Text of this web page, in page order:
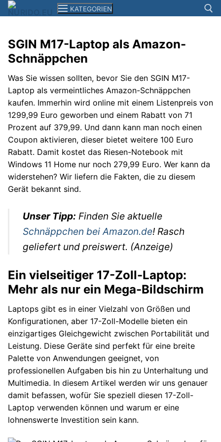
Zum
Inhalt
KATEGORIEN
Smartphones+Tablets
Computer
Kameras
Elektronik
Reisen
Autos
Stars
SGIN M17-Laptop als Amazon-
Schnäppchen
Was Sie wissen sollten, bevor Sie den SGIN M17-
Laptop als vermeintliches Amazon-Schnäppchen
kaufen. Immerhin wird online mit einem Listenpreis von
1299,99 Euro geworben und einem Rabatt von 71
Prozent auf 379,99. Und dann kann man noch einen
Coupon aktivieren, dieser bietet weitere 100 Euro
Rabatt. Damit kostet das Riesen-Notebook mit
Windows 11 Home nur noch 279,99 Euro. Wer kann da
widerstehen? Wir liefern die Fakten, die zu diesem
Gerät bekannt sind.
Unser Tipp: Finden Sie aktuelle
Schnäppchen bei Amazon.de! Rasch
geliefert und preiswert. (Anzeige)
Ein vielseitiger 17-Zoll-Laptop:
Mehr als nur ein Mega-Bildschirm
Laptops gibt es in einer Vielzahl von Größen und
Konfigurationen, aber 17-Zoll-Modelle bieten ein
einzigartiges Gleichgewicht zwischen Portabilität und
Leistung. Diese Geräte sind perfekt für eine breite
Palette von Anwendungen geeignet, von
professionellen Aufgaben bis hin zu Unterhaltung und
Multimedia. In diesem Artikel werden wir uns genauer
damit befassen, wofür Sie speziell diesen 17-Zoll-
Laptop verwenden können und warum er eine
lohnenswerte Investition sein kann.